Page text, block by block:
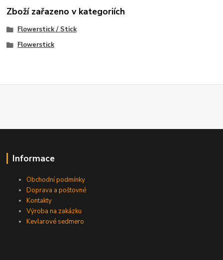
Zboží zařazeno v kategoriích
Flowerstick / Stick
Flowerstick
Informace
Obchodní podmínky
Doprava a poštovné
Kontakty
Výroba na zakázku
Kevlarové sedmero